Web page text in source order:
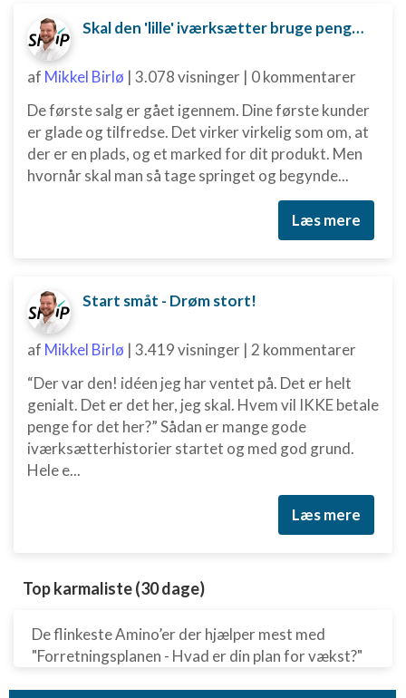
Skal den 'lille' iværksætter bruge penge på digital marketing?
af Mikkel Birlø | 3.078 visninger | 0 kommentarer
De første salg er gået igennem. Dine første kunder
er glade og tilfredse. Det virker virkelig som om, at
der er en plads, og et marked for dit produkt. Men
hvornår skal man så tage springet og begynde...
Læs mere
Start småt - Drøm stort!
af Mikkel Birlø | 3.419 visninger | 2 kommentarer
“Der var den! idéen jeg har ventet på. Det er helt
genialt. Det er det her, jeg skal. Hvem vil IKKE betale
penge for det her?” Sådan er mange gode
iværksætterhistorier startet og med god grund.
Hele e...
Læs mere
Top karmaliste (30 dage)
De flinkeste Amino’er der hjælper mest med
"Forretningsplanen - Hvad er din plan for vækst?"